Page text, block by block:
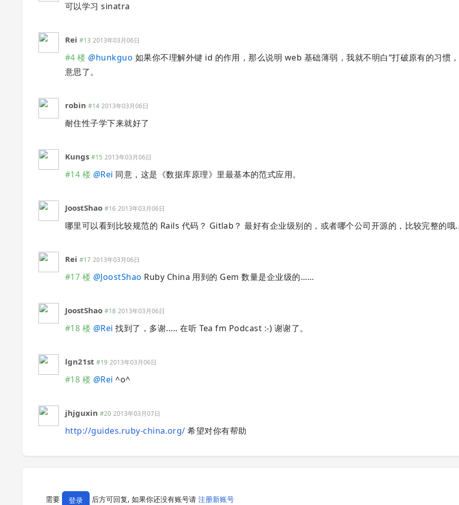
可以学习 sinatra
Rei #13 2013年03月06日
#4 楼 @hunkguo 如果你不理解外键 id 的作用，那么说明 web 基础薄弱，我就不明白“打破原有的习惯
意思了。
robin #14 2013年03月06日
耐住性子学下来就好了
Kungs #15 2013年03月06日
#14 楼 @Rei 同意，这是《数据库原理》里最基本的范式应用。
JoostShao #16 2013年03月06日
哪里可以看到比较规范的 Rails 代码？ Gitlab？ 最好有企业级别的，或者哪个公司开源的，比较完整的哦
Rei #17 2013年03月06日
#17 楼 @JoostShao Ruby China 用到的 Gem 数量是企业级的……
JoostShao #18 2013年03月06日
#18 楼 @Rei 找到了，多谢..... 在听 Tea fm Podcast :-) 谢谢了。
lgn21st #19 2013年03月06日
#18 楼 @Rei ^o^
jhjguxin #20 2013年03月07日
http://guides.ruby-china.org/ 希望对你有帮助
需要 登录 后方可回复, 如果你还没有账号请 注册新账号